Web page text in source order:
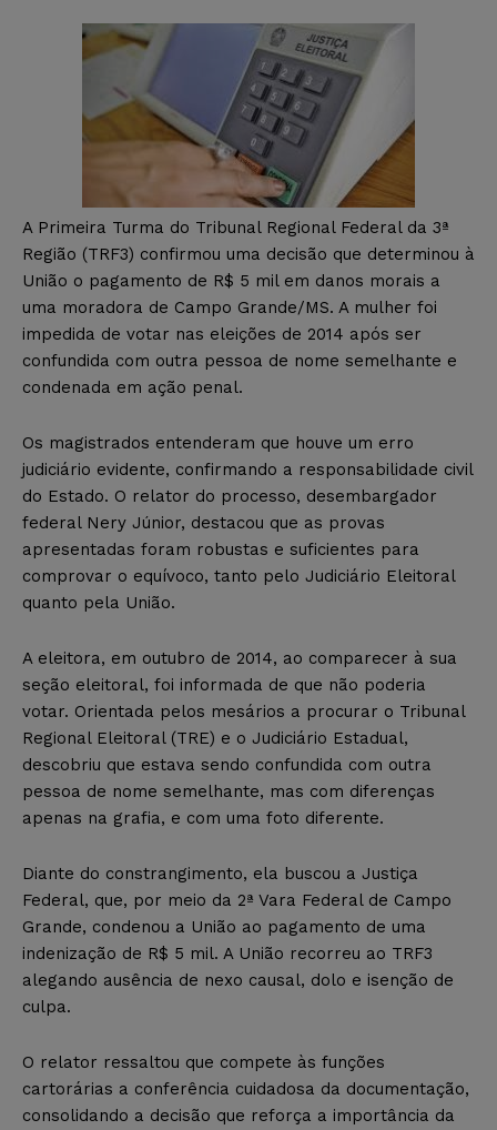
A Primeira Turma do Tribunal Regional Federal da 3ª
Região (TRF3) confirmou uma decisão que determinou à
União o pagamento de R$ 5 mil em danos morais a
uma moradora de Campo Grande/MS. A mulher foi
impedida de votar nas eleições de 2014 após ser
confundida com outra pessoa de nome semelhante e
condenada em ação penal.
Os magistrados entenderam que houve um erro
judiciário evidente, confirmando a responsabilidade civil
do Estado. O relator do processo, desembargador
federal Nery Júnior, destacou que as provas
apresentadas foram robustas e suficientes para
comprovar o equívoco, tanto pelo Judiciário Eleitoral
quanto pela União.
A eleitora, em outubro de 2014, ao comparecer à sua
seção eleitoral, foi informada de que não poderia
votar. Orientada pelos mesários a procurar o Tribunal
Regional Eleitoral (TRE) e o Judiciário Estadual,
descobriu que estava sendo confundida com outra
pessoa de nome semelhante, mas com diferenças
apenas na grafia, e com uma foto diferente.
Diante do constrangimento, ela buscou a Justiça
Federal, que, por meio da 2ª Vara Federal de Campo
Grande, condenou a União ao pagamento de uma
indenização de R$ 5 mil. A União recorreu ao TRF3
alegando ausência de nexo causal, dolo e isenção de
culpa.
O relator ressaltou que compete às funções
cartorárias a conferência cuidadosa da documentação,
consolidando a decisão que reforça a importância da